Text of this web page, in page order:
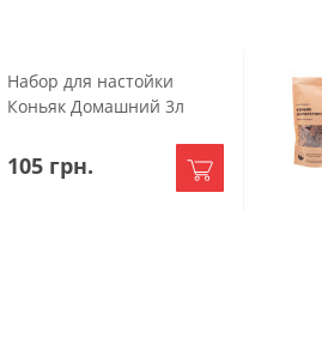
Набор для настойки
Коньяк Домашний 3л
105 грн.